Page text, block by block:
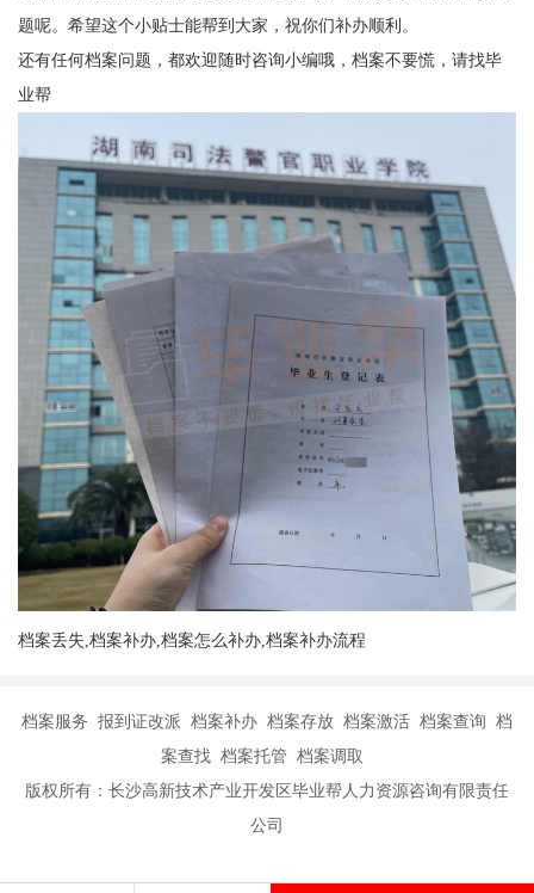
题呢。 希望这个小贴士能帮到大家，祝你们补办顺利 。
还有任何档案问题，都欢迎随时咨询小编哦，档案不要慌，请找毕
业帮
档案丢失,档案补办,档案怎么补办,档案补办流程
档案服务 报到证改派 档案补办 档案存放 档案激活 档案查询 档
案查找 档案托管 档案调取
版权所有：长沙高新技术产业开发区毕业帮人力资源咨询有限责任
公司